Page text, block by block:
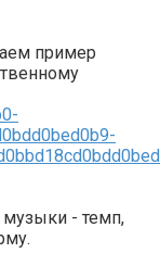
пример
- темп,